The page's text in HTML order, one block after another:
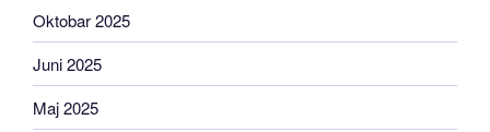
Oktobar 2025
Juni 2025
Maj 2025